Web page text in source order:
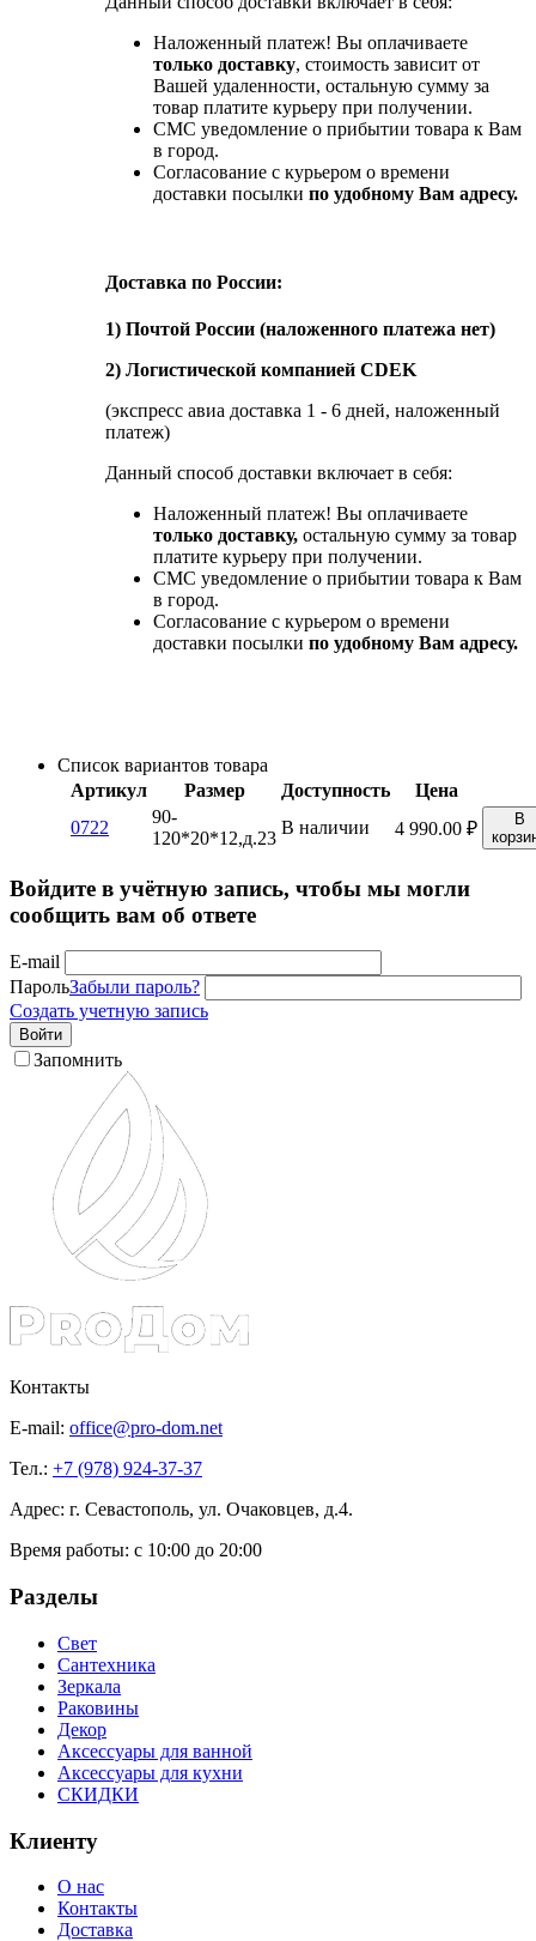
Наложенный платеж! Вы оплачиваете
только доставку, стоимость зависит от
Вашей удаленности, остальную сумму за
товар платите курьеру при получении.
СМС уведомление о прибытии товара к Вам
в город.
Согласование с курьером о времени
доставки посылки по удобному Вам адресу.
Доставка по России:
1) Почтой России (наложенного платежа нет)
2) Логистической компанией CDEK
(экспресс авиа доставка 1 - 6 дней, наложенный
платеж)
Данный способ доставки включает в себя:
Наложенный платеж! Вы оплачиваете
только доставку, остальную сумму за товар
платите курьеру при получении.
СМС уведомление о прибытии товара к Вам
в город.
Согласование с курьером о времени
доставки посылки по удобному Вам адресу.
Список вариантов товара
Артикул
Размер Доступность
Цена
0722
90-
120*20*12,д.23
В наличии 4 990.00 ₽
В
Войдите в учётную запись, чтобы мы могли
сообщить вам об ответе
E-mail
ПарольЗабыли пароль?
Создать учетную запись
Войти
Запомнить
Контакты
E-mail: office@pro-dom.net
Тел.: +7 (978) 924-37-37
Адрес: г. Севастополь, ул. Очаковцев, д.4.
Время работы: с 10:00 до 20:00
Разделы
Свет
Сантехника
Зеркала
Раковины
Декор
Аксессуары для ванной
Аксессуары для кухни
СКИДКИ
Клиенту
О нас
Контакты
Доставка